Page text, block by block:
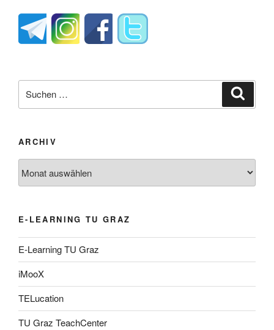
nach:
ARCHIV
E-LEARNING TU GRAZ
E-Learning TU Graz
iMooX
TELucation
TU Graz TeachCenter